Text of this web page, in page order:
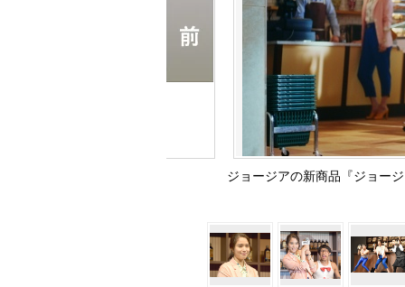
ジョージアの新商品『ジョー